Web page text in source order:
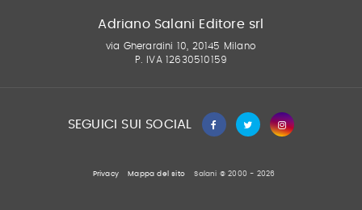
Adriano Salani Editore srl
via Gherardini 10, 20145 Milano
P. IVA 12630510159
SEGUICI SUI SOCIAL
Privacy Mappa del sito Salani © 2000 - 2026